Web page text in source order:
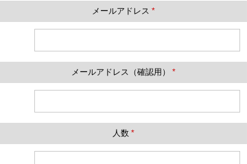
メールアドレス *
メールアドレス（確認用） *
人数 *